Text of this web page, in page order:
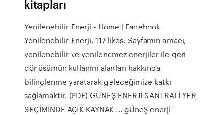
kitapları
Yenilenebilir Enerji - Home | Facebook
Yenilenebilir Enerji. 117 likes. Sayfamın amacı,
yenilenebilir ve yenilenemez enerjiler ile geri
dönüşümün kullanım alanları hakkında
bilinçlenme yaratarak geleceğimize katkı
sağlamaktır. (PDF) GÜNEŞ ENERJİ SANTRALİ YER
SEÇİMİNDE AÇIK KAYNAK ... gÜneŞ enerjİ